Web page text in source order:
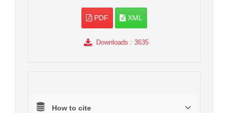
PDF XML
Downloads : 3635
How to cite